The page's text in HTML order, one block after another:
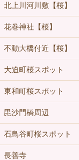
北上川河川敷【桜】
花巻神社【桜】
不動大橋付近【桜】
大迫町桜スポット
東和町桜スポット
毘沙門橋周辺
石鳥谷町桜スポット
長善寺